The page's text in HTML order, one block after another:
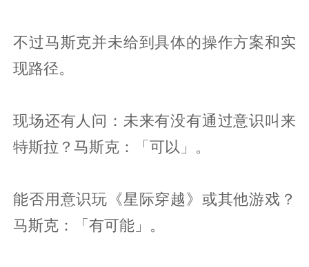
不过马斯克并未给到具体的操作方案和实
现路径。
现场还有人问：未来有没有通过意识叫来
特斯拉？马斯克：「可以」。
能否用意识玩《星际穿越》或其他游戏？
马斯克：「有可能」。